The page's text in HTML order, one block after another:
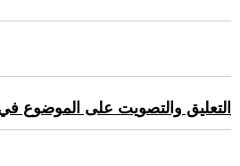
التعليق والتصويت على الموضوع